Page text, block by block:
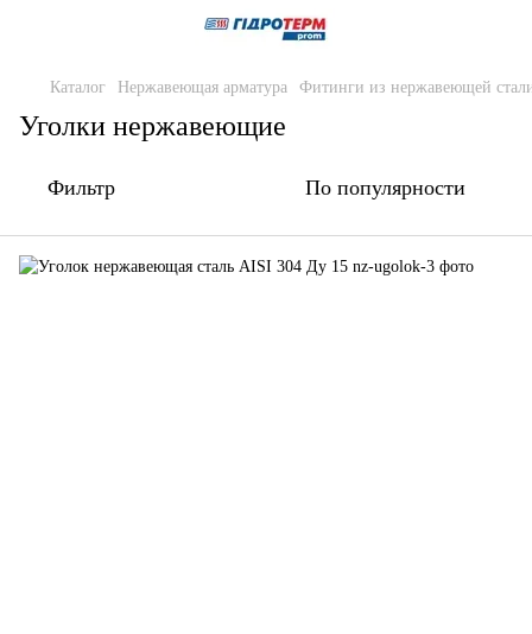
Каталог Нержавеющая арматура Фитинги из нержавеющей
Уголки нержавеющие
Фильтр По популярности